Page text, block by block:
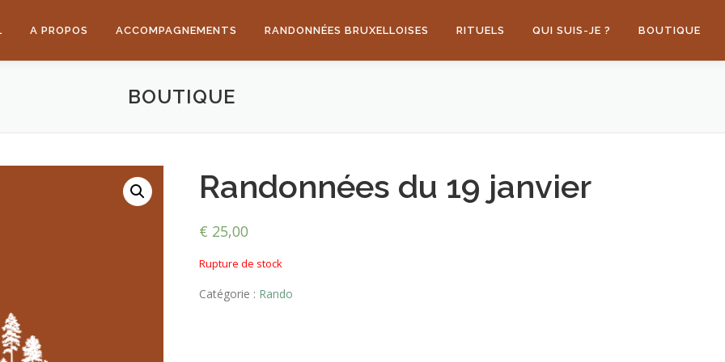
A PROPOS ACCOMPAGNEMENTS RANDONNÉES BRUXELLOISES RITUELS QUI SUIS-JE ? BOUTIQUE
BOUTIQUE
Randonnées du 19 janvier
€ 25,00
Rupture de stock
Catégorie : Rando